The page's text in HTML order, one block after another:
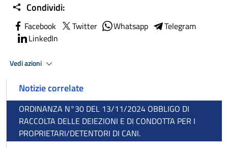
Condividi:
Facebook Twitter Whatsapp
Telegram
LinkedIn
Vedi azioni
Notizie correlate
ORDINANZA N°30 DEL 13/11/2024 OBBLIGO DI
RACCOLTA DELLE DEIEZIONI E DI CONDOTTA PER I
PROPRIETARI/DETENTORI DI CANI.